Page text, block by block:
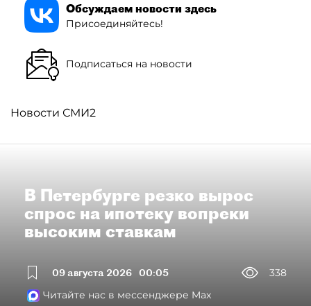
Обсуждаем новости здесь
Присоединяйтесь!
Подписаться на новости
Новости СМИ2
В Петербурге резко вырос
спрос на ипотеку вопреки
высоким ставкам
09 августа 2026 00:05
338
Читайте нас в мессенджере Max